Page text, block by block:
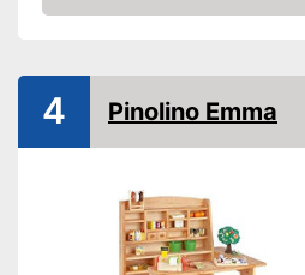
Montage erforderlich
Zubehör
Amazon Lieferzeit
Amazon
4 Pinolino Emma